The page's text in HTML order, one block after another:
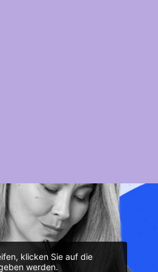
klicken Sie auf die
werden.